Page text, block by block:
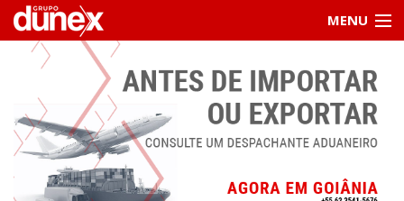
MENU
Home
Institucional
Serviços
Informações